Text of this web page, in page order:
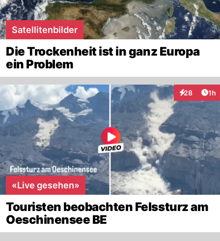
Satellitenbilder
Die Trockenheit ist in ganz Europa
ein Problem
28
Interaktionen
1h
«Live gesehen»
Touristen beobachten Felssturz am
Oeschinensee BE